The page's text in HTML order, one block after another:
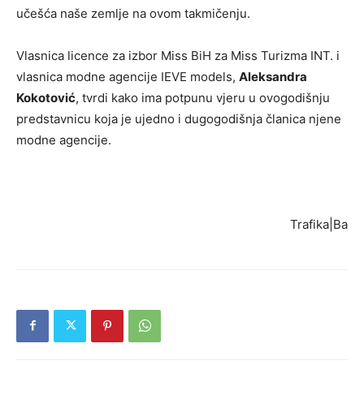
učešća naše zemlje na ovom takmičenju.
Vlasnica licence za izbor Miss BiH za Miss Turizma INT. i
vlasnica modne agencije IEVE models, Aleksandra
Kokotović, tvrdi kako ima potpunu vjeru u ovogodišnju
predstavnicu koja je ujedno i dugogodišnja članica njene
modne agencije.
Trafika|Ba